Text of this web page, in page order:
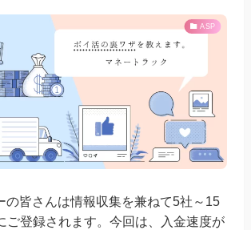
ASP
の皆さんは情報収集を兼ねて5社～15
ご登録されます。今回は、入金速度が